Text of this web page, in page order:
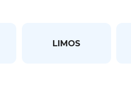
LIMOS